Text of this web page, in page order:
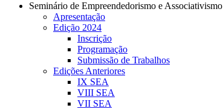
Seminário de Empreendedorismo e Associativismo
Apresentação
Edição 2024
Inscrição
Programação
Submissão de Trabalhos
Edições Anteriores
IX SEA
VIII SEA
VII SEA